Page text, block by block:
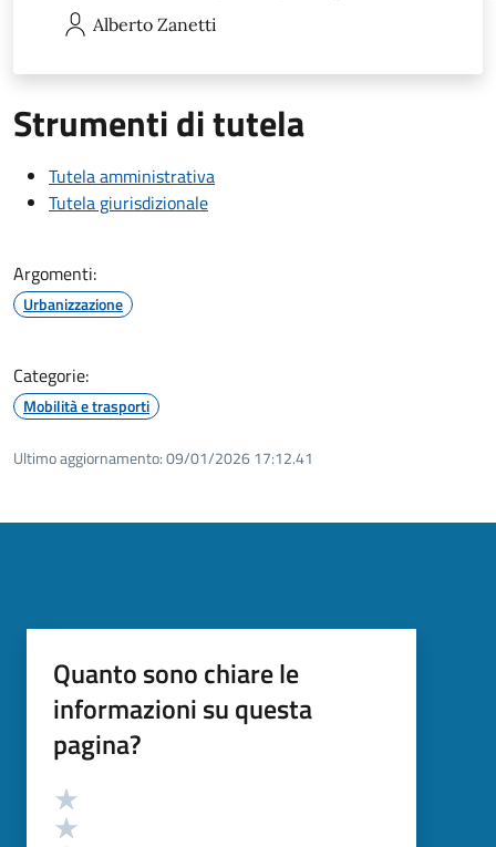
Alberto Zanetti
Strumenti di tutela
Tutela amministrativa
Tutela giurisdizionale
Argomenti:
Urbanizzazione
Categorie:
Mobilità e trasporti
Ultimo aggiornamento:09/01/2026 17:12.41
Quanto sono chiare le
informazioni su questa
pagina?
Valutazione